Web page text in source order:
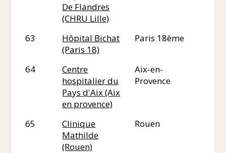
De Flandres
(CHRU Lille)
63
Hôpital Bichat
(Paris 18)
Paris 18ème
64
Centre
hospitalier du
Pays d'Aix (Aix
en provence)
Aix-en-
Provence
65
Clinique
Mathilde
(Rouen)
Rouen